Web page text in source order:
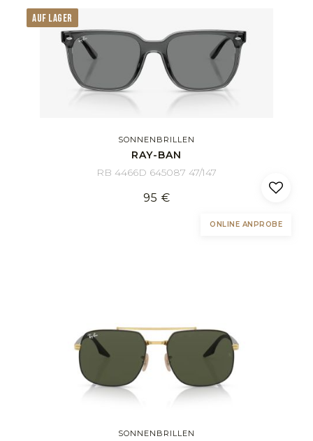
AUF LAGER
SONNENBRILLEN
RAY-BAN
RB 4466D 645087 47/147
95 €
ONLINE ANPROBE
SONNENBRILLEN